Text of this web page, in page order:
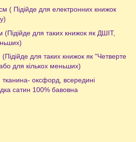
( Підійде для електронних книжок
для таких книжок як ДШІТ,
для таких книжок як "Четверте
для кількох меньших)
тканина- оксфорд, всередині
сатин 100% бавовна